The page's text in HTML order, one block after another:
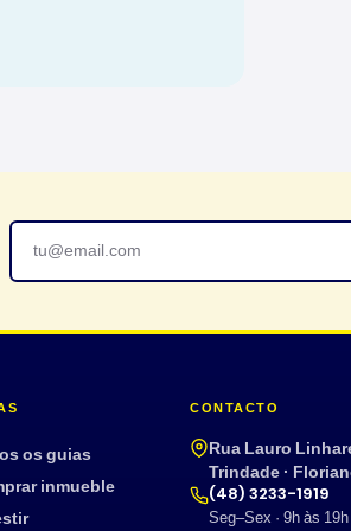
os guias
inmueble
CONTACTO
Rua Lauro
Trindade ·
(48) 3233-1919
Seg–Sex · 9h às 19h